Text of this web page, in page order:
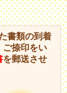
書類の到着
ご捺印をい
を郵送させ